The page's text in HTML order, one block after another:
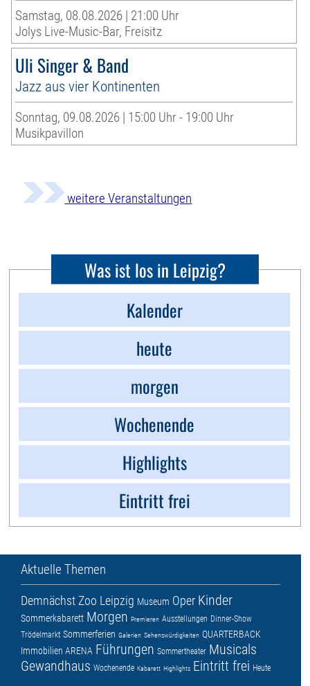
Samstag, 08.08.2026 | 21:00 Uhr
Jolys Live-Music-Bar, Freisitz
Uli Singer & Band
Jazz aus vier Kontinenten
Sonntag, 09.08.2026 | 15:00 Uhr - 19:00 Uhr
Musikpavillon
weitere Veranstaltungen
Was ist los in Leipzig?
Kalender
heute
morgen
Wochenende
Highlights
Eintritt frei
Aktuelle Themen
Demnächst Zoo Leipzig Museum Oper Kinder
Sommerkabarett Morgen Premieren Ausstellungen Dinner-Show
Trödelmarkt Sommerferien Galerien Sehenswürdigkeiten QUARTERBACK
Immobilien ARENA Führungen Sommertheater Musicals
Gewandhaus Wochenende Kabarett Highlights Eintritt frei Heute